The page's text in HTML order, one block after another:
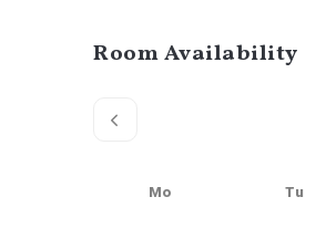
Room Availability
Mo Tu